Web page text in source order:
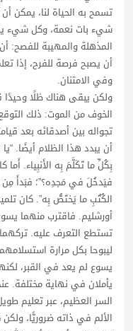
تسمح به الحياة لنا، يمكن
شيء بات نعمة، وكل شيء
المذهلة والمهيبة للفصح:
أن يصبح فرصة للفرح، إذا
وفي الامتنان.
ولكن يبقى هناك ظلًا وحيدًا
الخوف من الموت: ذلك
تجواله بين أصدقائه بعد
أن يبدد هذا الظلام أيضًا.
بِكُلِّ ما تَكَلَّمَ بِه الأَنبِياء.
فيَدخُلَ في مَجدِه؟”؛ فبَدأَ
الكُتُبِ ما يَختَصُّ بِه”. كان
أورشليم. فاقترب منهما
تستطع التعرف عليه.
ليبوحا بكل مرارة
يسوع لم يعد في القبر،
يأملان في نهاية مختلفة.
السر العظيم، عبر تعليم
الألم في ذاته ضروريًّا،